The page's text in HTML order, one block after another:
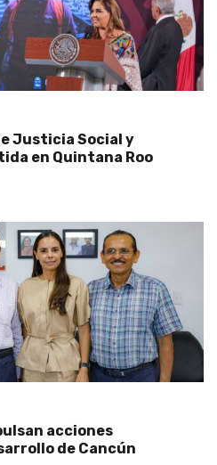
Justicia Social y
en Quintana Roo
acciones
de Cancún